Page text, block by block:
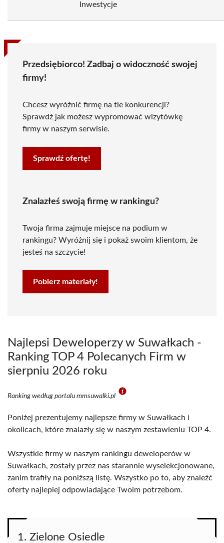
Inwestycje
Przedsiębiorco! Zadbaj o widoczność swojej
firmy!
Chcesz wyróżnić firmę na tle konkurencji?
Sprawdź jak możesz wypromować wizytówkę
firmy w naszym serwisie.
Sprawdź ofertę!
Znalazłeś swoją firmę w rankingu?
Twoja firma zajmuje miejsce na podium w
rankingu? Wyróżnij się i pokaż swoim klientom, że
jesteś na szczycie!
Pobierz materiały!
Najlepsi Deweloperzy w Suwałkach -
Ranking TOP 4 Polecanych Firm w
sierpniu 2026 roku
Ranking według portalu mmsuwalki.pl
Poniżej prezentujemy najlepsze firmy w Suwałkach i
okolicach, które znalazły się w naszym zestawieniu TOP 4.
Wszystkie firmy w naszym rankingu deweloperów w
Suwałkach, zostały przez nas starannie wyselekcjonowane,
zanim trafiły na poniższą listę. Wszystko po to, aby znaleźć
oferty najlepiej odpowiadające Twoim potrzebom.
1. Zielone Osiedle